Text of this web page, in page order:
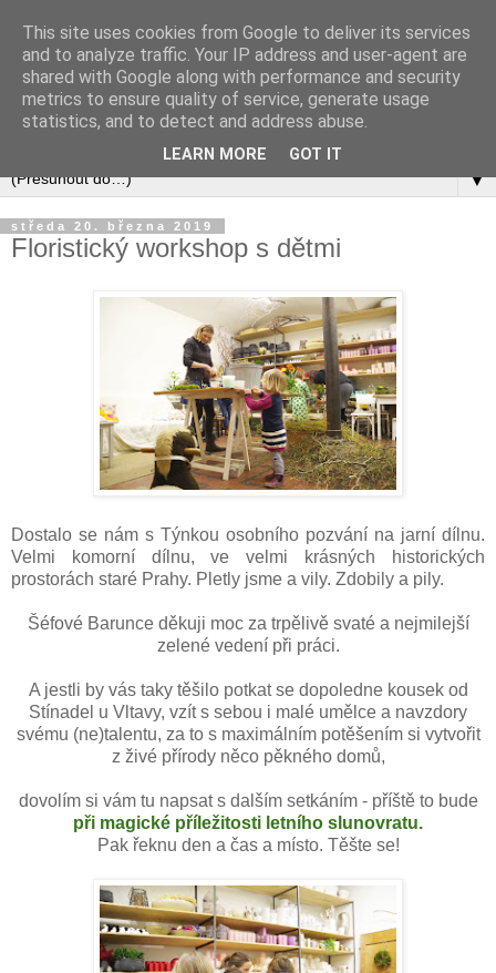
▼
středa 20. března 2019
Floristický workshop s dětmi
Dostalo se nám s Týnkou osobního pozvání na jarní dílnu.
Velmi komorní dílnu, ve velmi krásných historických
prostorách staré Prahy. Pletly jsme a vily. Zdobily a pily.
Šéfové Barunce děkuji moc za trpělivě svaté a nejmilejší
zelené vedení při práci.
A jestli by vás taky těšilo potkat se dopoledne kousek od
Stínadel u Vltavy, vzít s sebou i malé umělce a navzdory
svému (ne)talentu, za to s maximálním potěšením si vytvořit
z živé přírody něco pěkného domů,
dovolím si vám tu napsat s dalším setkáním - příště to bude
při magické příležitosti letního slunovratu.
Pak řeknu den a čas a místo. Těšte se!
This site uses cookies from Google to deliver its services
and to analyze traffic. Your IP address and user-agent are
shared with Google along with performance and security
metrics to ensure quality of service, generate usage
statistics, and to detect and address abuse.
LEARN MORE GOT IT